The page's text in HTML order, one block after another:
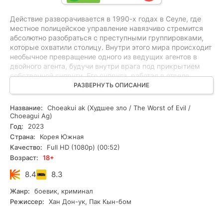
Действие разворачивается в 1990-х годах в Сеуле, где
местное полицейское управление навязчиво стремится
абсолютно разобраться с преступными группировками,
которые охватили столицу. Внутри этого мира происходит
необычное превращение одного из ведущих агентов в
двойного агента, будучи внутри врага под прикрытием
собственной супруги. Его супруга, работая в отделе
борьбы с запрещенными веществами, становится его
надежным союзником и экспертом. Таким образом, он
оказывается в эпицентре преступного мира, где
ежедневно сталкивается с жестокими преступниками,
убийцами и наемниками. Как развивается история этого
полицейского, и удастся ли ему спастись из этой
безумной игры без потерь, остается за кадром.
РАЗВЕРНУТЬ ОПИСАНИЕ
Название:
Choeakui ak (Худшее зло / The Worst of Evil /
Choeagui Ag)
Год:
2023
Страна:
Корея Южная
Качество:
Full HD (1080p) (00:52)
Возраст:
18+
8.4 8.3
Жанр:
боевик, криминал
Режиссер:
Хан Дон-ук, Пак Кын-бом